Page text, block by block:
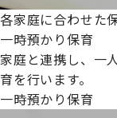
各家庭に合わせた
一時預かり保育
家庭と連携し、一
育を行います。
一時預かり保育